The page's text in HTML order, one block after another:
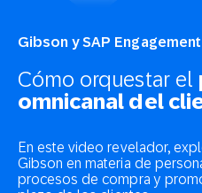
Gibson y SAP
Cómo orquestar el
omnicanal del
En este video revelador,
Gibson en materia de
procesos de compra y